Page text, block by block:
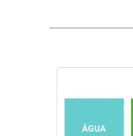
ÁGUA